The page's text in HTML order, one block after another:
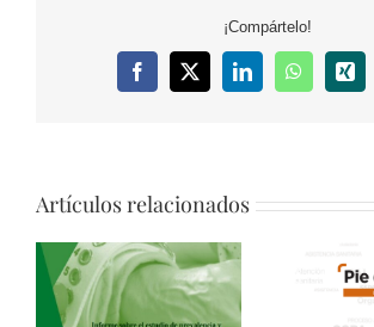
¡Compártelo!
Facebook
X LinkedInWhatsApp
Xing
Artículos relacionados